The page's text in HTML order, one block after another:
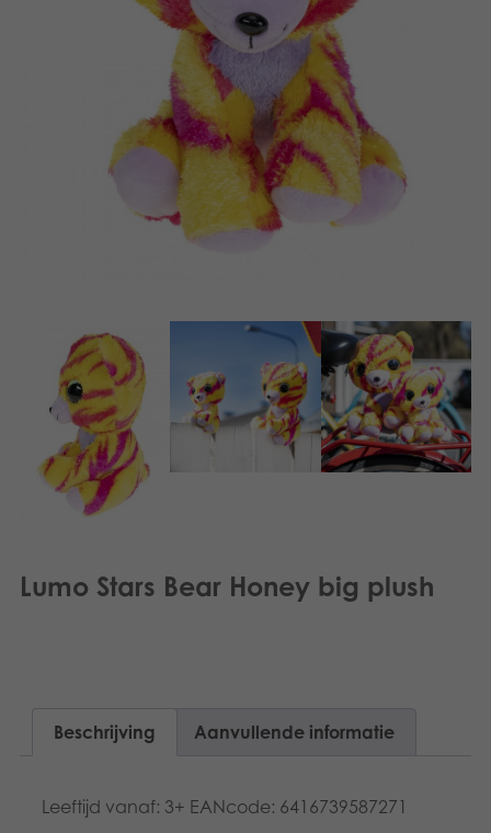
Gearchiveerde producten
Lumo Stars Bear Honey big plush
Beschrijving Aanvullende informatie
Leeftijd vanaf: 3+ EANcode: 6416739587271